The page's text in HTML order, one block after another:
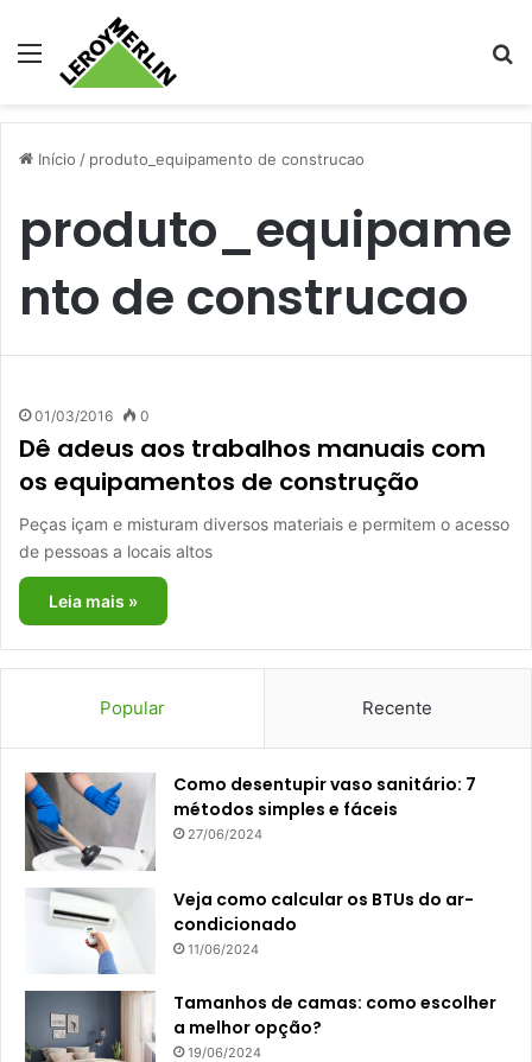
Menu
Início / produto_equipamento de construcao
produto_equipame
nto de construcao
01/03/2016 0
Dê adeus aos trabalhos manuais com
os equipamentos de construção
Peças içam e misturam diversos materiais e permitem o acesso
de pessoas a locais altos
Leia mais »
Popular Recente
Como desentupir vaso sanitário: 7
métodos simples e fáceis
27/06/2024
Veja como calcular os BTUs do ar-
condicionado
11/06/2024
Tamanhos de camas: como escolher
a melhor opção?
19/06/2024